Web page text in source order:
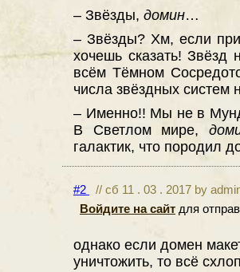
– Звёзды, домин…
– Звёзды? Хм, если
хочешь сказать! Звёзд
всём Тёмном
числа звёздных систем
– Именно!! Мы не в
В Светлом мире,
галактик, что породил
#2
// сб 11 . 03 . 2017 by
Войдите на сайт для
однако если домен
уничтожить, то всё